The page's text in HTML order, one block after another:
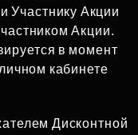
Участнику Акции
Акции.
в момент
кабинете
Дисконтной